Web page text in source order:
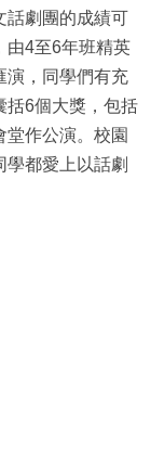
話劇團的成績可
由4至6年班精英
演，同學們有充
括6個大獎，包括
堂作公演。校園
都愛上以話劇